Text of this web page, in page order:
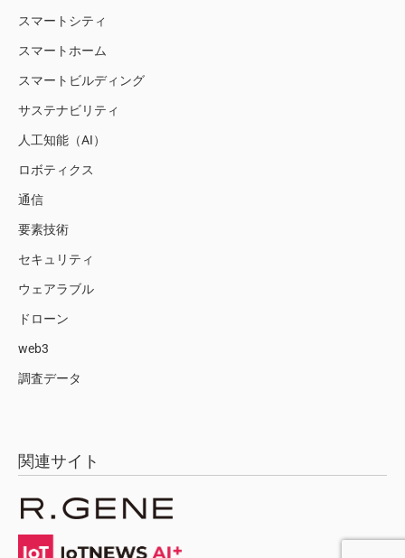
スマートシティ
スマートホーム
スマートビルディング
サステナビリティ
人工知能（AI）
ロボティクス
通信
要素技術
セキュリティ
ウェアラブル
ドローン
web3
調査データ
関連サイト